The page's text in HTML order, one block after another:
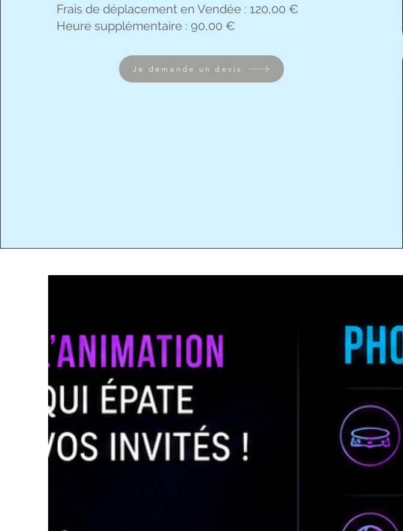
Frais de déplacement en Vendée : 120,00 €
Heure supplémentaire : 90,00 €
Je demande un devis